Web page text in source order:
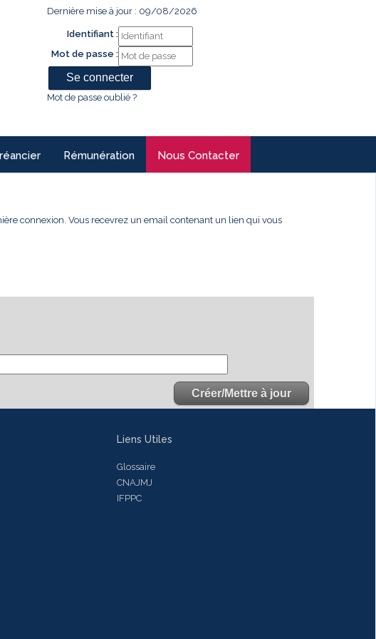
Dernière mise à jour : 09/08/2026
Identifiant :
Mot de passe :
Mot de passe oublié ?
Rémunération Nous Contacter
connexion. Vous recevrez un email contenant un lien qui vous
Liens Utiles
Glossaire
CNAJMJ
IFPPC